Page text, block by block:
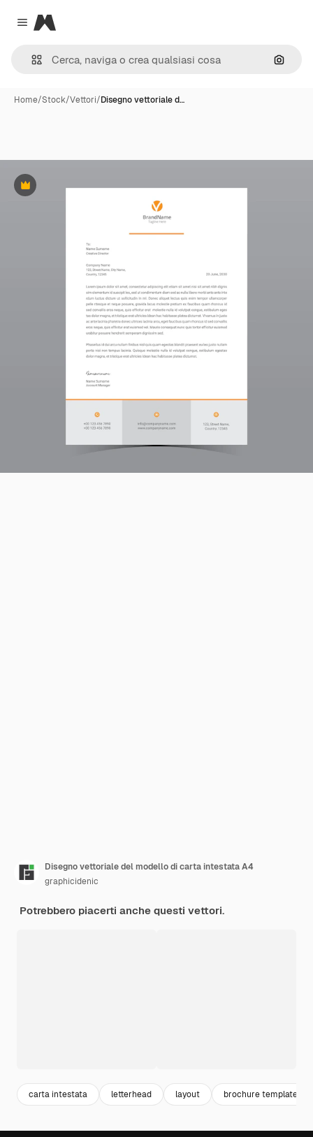
Close menu
Magnific
Cerca
Home/Stock/Vettori/Disegno vettoriale d…
Premium
Disegno vettoriale del modello di carta intestata A4
graphicidenic
Potrebbero piacerti anche questi vettori.
carta intestata letterhead layout brochure template